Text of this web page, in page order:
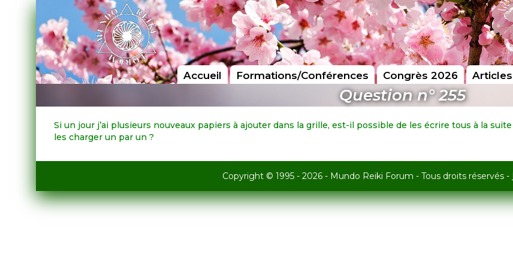
Accueil Formations/Conférences Congrès 2026
Question n° 255
Si un jour j’ai plusieurs nouveaux papiers à ajouter dans la grille, est-il possible de les écrire tous à la
les charger un par un ?
Copyright © 1995 - 2026 - Mundo Reiki Forum - Tous droits réservés -